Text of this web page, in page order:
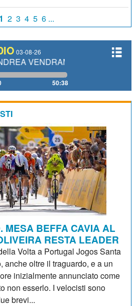
1 2 3 4 5 6 ...
03-08-26
FILIPPO FIORELLI
50:38
MESA BEFFA CAVIA AL
RESTA LEADER
Volta a Portugal Jogos Santa
anche oltre il traguardo, e a un
inizialmente annunciato come
non esserlo. I velocisti sono
brevi...